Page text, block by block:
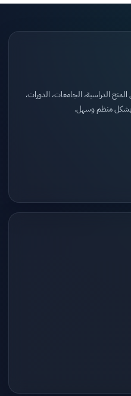
الدراسية، الجامعات، الدورات،
بشكل منظم وسهل.